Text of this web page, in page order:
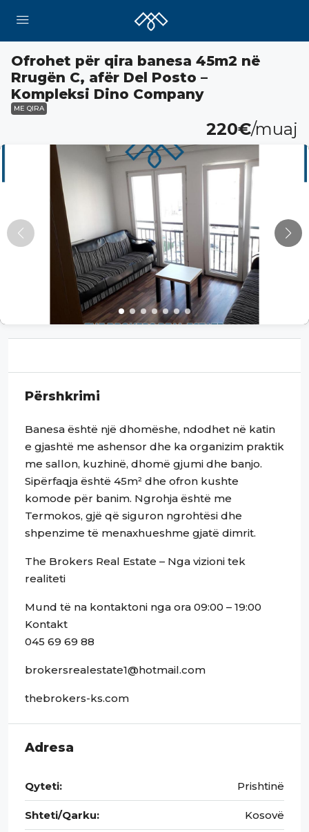
Ofrohet për qira banesa 45m2 në
Rrugën C, afër Del Posto –
Kompleksi Dino Company
ME QIRA
220€/muaj
Përshkrimi
Banesa është një dhomëshe, ndodhet në katin
e gjashtë me ashensor dhe ka organizim praktik
me sallon, kuzhinë, dhomë gjumi dhe banjo.
Sipërfaqja është 45m² dhe ofron kushte
komode për banim. Ngrohja është me
Termokos, gjë që siguron ngrohtësi dhe
shpenzime të menaxhueshme gjatë dimrit.
The Brokers Real Estate – Nga vizioni tek
realiteti
Mund të na kontaktoni nga ora 09:00 – 19:00
Kontakt
045 69 69 88
brokersrealestate1@hotmail.com
thebrokers-ks.com
Adresa
Qyteti: Prishtinë
Shteti/Qarku: Kosovë